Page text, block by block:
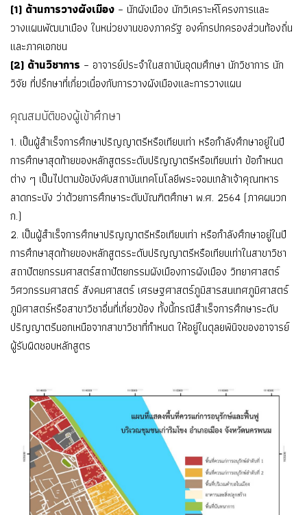
(1) ด้านการวางผังเมือง – นักผังเมือง นักวิเคราะห์โครงการและ
วางแผนพัฒนาเมือง ในหน่วยงานของภาครัฐ องค์กรปกครองส่วนท้องถิ่น
และภาคเอกชน
(2) ด้านวิชาการ – อาจารย์ประจําในสถาบันอุดมศึกษา นักวิชาการ นัก
วิจัย ที่ปรึกษาที่เกี่ยวเนื่องกับการวางผังเมืองและการวางแผน
คุณสมบัติของผู้เข้าศึกษา
1. เป็นผู้สําเร็จการศึกษาปริญญาตรีหรือเทียบเท่า หรือกําลังศึกษาอยู่ในปี
การศึกษาสุดท้ายของหลักสูตรระดับปริญญาตรีหรือเทียบเท่า ข้อกําหนด
ต่าง ๆ เป็นไปตามข้อบังคับสถาบันเทคโนโลยีพระจอมเกล้าเจ้าคุณทหาร
ลาดกระบัง ว่าด้วยการศึกษาระดับบัณฑิตศึกษา พ.ศ. 2564 (ภาคผนวก
ก.)
2. เป็นผู้สําเร็จการศึกษาปริญญาตรีหรือเทียบเท่า หรือกําลังศึกษาอยู่ในปี
การศึกษาสุดท้ายของหลักสูตรระดับปริญญาตรีหรือเทียบเท่าในสาขาวิชา
สถาปัตยกรรมศาสตร์สถาปัตยกรรมผังเมืองการผังเมือง วิทยาศาสตร์
วิศวกรรมศาสตร์ สังคมศาสตร์ เศรษฐศาสตร์ภูมิสารสนเทศภูมิศาสตร์
ภูมิศาสตร์หรือสาขาวิชาอื่นที่เกี่ยวข้อง ทั้งนี้กรณีสําเร็จการศึกษาระดับ
ปริญญาตรีนอกเหนือจากสาขาวิชาที่กําหนด ให้อยู่ในดุลยพินิจของอาจารย์
ผู้รับผิดชอบหลักสูตร